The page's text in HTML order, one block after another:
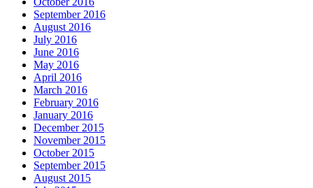
September 2016
August 2016
July 2016
June 2016
May 2016
April 2016
March 2016
February 2016
January 2016
December 2015
November 2015
October 2015
September 2015
August 2015